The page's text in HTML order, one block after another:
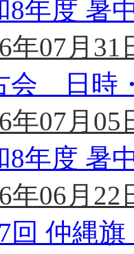
8年度 暑
年07月31
会 日時
年07月05
8年度 暑
年06月22
回 仲縄